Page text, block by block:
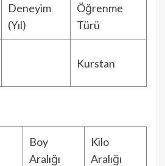
Deneyim
(Yıl)
Öğrenme
Türü
Kurstan
Boy
Aralığı
Kilo
Aralığı